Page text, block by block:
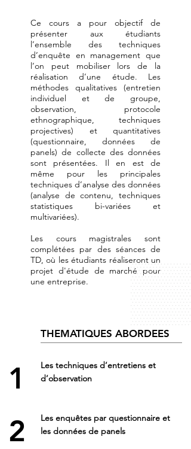
Ce cours a pour objectif de
présenter aux étudiants
l’ensemble des techniques
d’enquête en management que
l’on peut mobiliser lors de la
réalisation d’une étude. Les
méthodes qualitatives (entretien
individuel et de groupe,
observation, protocole
ethnographique, techniques
projectives) et quantitatives
(questionnaire, données de
panels) de collecte des données
sont présentées. Il en est de
même pour les principales
techniques d’analyse des données
(analyse de contenu, techniques
statistiques bi-variées et
multivariées).
Les cours magistrales sont
complétées par des séances de
TD, où les étudiants réaliseront un
projet d'étude de marché pour
une entreprise.
THEMATIQUES ABORDEES
1
Les techniques d’entretiens et
d’observation
2
Les enquêtes par questionnaire et
les données de panels